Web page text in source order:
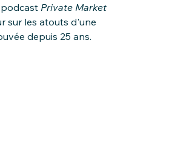
Private Market
sur les atouts d'une
depuis 25 ans.